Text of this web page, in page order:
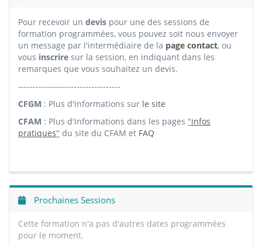
Pour recevoir un devis pour une des sessions de
formation programmées, vous pouvez soit nous envoyer
un message par l'intermédiaire de la page contact, ou
vous inscrire sur la session, en indiquant dans les
remarques que vous souhaitez un devis.
-----------------------------------
CFGM : Plus d'informations sur le site
CFAM : Plus d'informations dans les pages "infos
pratiques" du site du CFAM et FAQ
Prochaines Sessions
Cette formation n'a pas d'autres dates programmées
pour le moment.